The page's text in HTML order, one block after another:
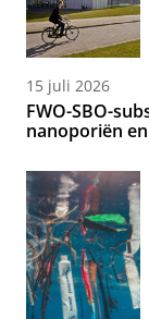
15 juli 2026
FWO-SBO-
nanoporiën